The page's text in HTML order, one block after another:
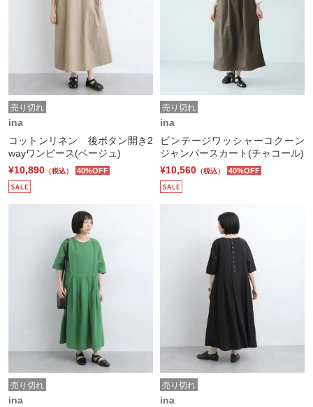
売り切れ
ina
コットンリネン 後ボタン開き2
wayワンピース(ベージュ)
¥10,890 （税込） 40%OFF
売り切れ
ina
ビンテージワッシャーコクーン
ジャンパースカート(チャコール)
¥10,560 （税込） 40%OFF
売り切れ
ina
売り切れ
ina